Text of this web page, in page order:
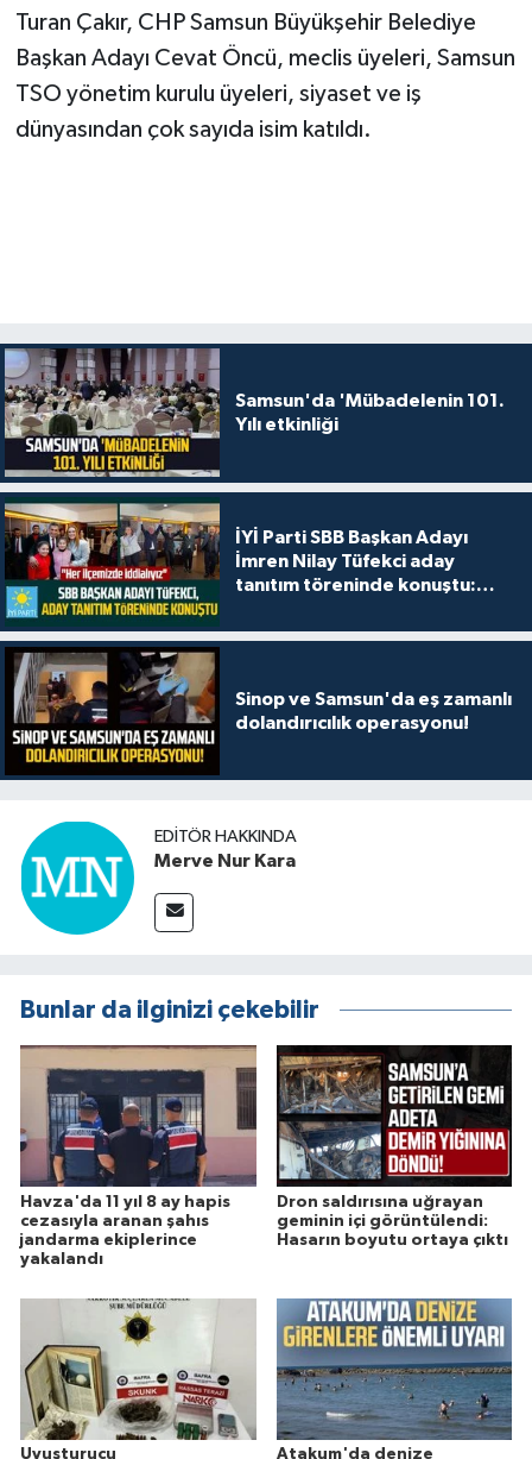
Turan Çakır, CHP Samsun Büyükşehir Belediye
Başkan Adayı Cevat Öncü, meclis üyeleri, Samsun
TSO yönetim kurulu üyeleri, siyaset ve iş
dünyasından çok sayıda isim katıldı.
Samsun'da 'Mübadelenin 101.
Yılı etkinliği
İYİ Parti SBB Başkan Adayı
İmren Nilay Tüfekci aday
tanıtım töreninde konuştu:
Sinop ve Samsun'da eş zamanlı
dolandırıcılık operasyonu!
EDITÖR HAKKINDA
Merve Nur Kara
Bunlar da ilginizi çekebilir
Havza'da 11 yıl 8 ay hapis
cezasıyla aranan şahıs
jandarma ekiplerince
yakalandı
Dron saldırısına uğrayan
geminin içi görüntülendi:
Hasarın boyutu ortaya çıktı
Uyuşturucu Atakum'da denize